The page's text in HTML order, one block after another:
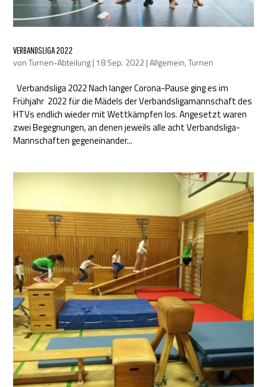
VERBANDSLIGA 2022
vonTurnen-Abteilung| 18 Sep. 2022|Allgemein,Turnen
Verbandsliga 2022 Nach langer Corona-Pause ging es im
Frühjahr 2022 für die Mädels der Verbandsligamannschaft des
HTVs endlich wieder mit Wettkämpfen los. Angesetzt waren
zwei Begegnungen, an denen jeweils alle acht Verbandsliga-
Mannschaften gegeneinander...